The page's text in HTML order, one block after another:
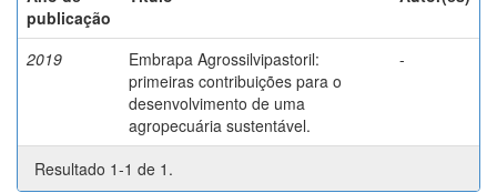
publicação
2019
Embrapa Agrossilvipastoril:
primeiras contribuições para o
desenvolvimento de uma
agropecuária sustentável.
-
Resultado 1-1 de 1.